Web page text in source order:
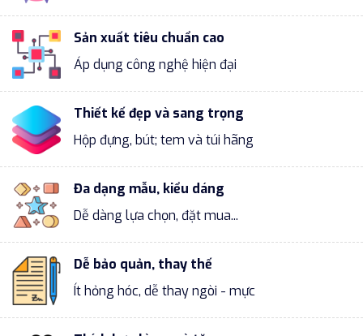
Sản xuất tiêu chuẩn cao
Áp dụng công nghệ hiện đại
Thiết kế đẹp và sang trọng
Hộp đựng, bút; tem và túi hãng
Đa dạng mẫu, kiểu dáng
Dễ dàng lựa chọn, đặt mua...
Dễ bảo quản, thay thế
Ít hỏng hóc, dễ thay ngòi - mực